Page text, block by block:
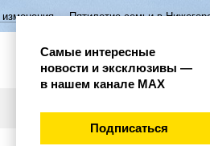
семьи в Нижегородской области
Самые интересные
новости и эксклюзивы —
в нашем канале МАХ
Подписаться